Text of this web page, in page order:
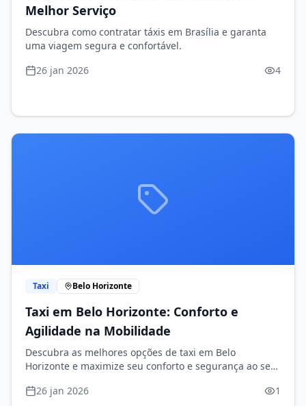
Melhor Serviço
Descubra como contratar táxis em Brasília e garanta
uma viagem segura e confortável.
26 jan 2026
4
Taxi Belo Horizonte
Taxi em Belo Horizonte: Conforto e
Agilidade na Mobilidade
Descubra as melhores opções de taxi em Belo
Horizonte e maximize seu conforto e segurança ao se
26 jan 2026
1